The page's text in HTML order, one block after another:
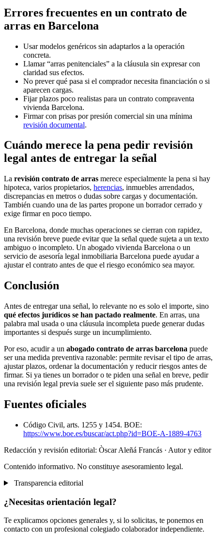
Errores frecuentes en un contrato de
arras en Barcelona
Usar modelos genéricos sin adaptarlos a la operación
concreta.
Llamar “arras penitenciales” a la cláusula sin expresar con
claridad sus efectos.
No prever qué pasa si el comprador necesita financiación o si
aparecen cargas.
Fijar plazos poco realistas para un contrato compraventa
vivienda Barcelona.
Firmar con prisas por presión comercial sin una mínima
revisión documental.
Cuándo merece la pena pedir revisión
legal antes de entregar la señal
La revisión contrato de arras merece especialmente la pena si hay
hipoteca, varios propietarios, herencias, inmuebles arrendados,
discrepancias en metros o dudas sobre cargas y documentación.
También cuando una de las partes propone un borrador cerrado y
exige firmar en poco tiempo.
En Barcelona, donde muchas operaciones se cierran con rapidez,
una revisión breve puede evitar que la señal quede sujeta a un texto
ambiguo o incompleto. Un abogado vivienda Barcelona o un
servicio de asesoría legal inmobiliaria Barcelona puede ayudar a
ajustar el contrato antes de que el riesgo económico sea mayor.
Conclusión
Antes de entregar una señal, lo relevante no es solo el importe, sino
qué efectos jurídicos se han pactado realmente. En arras, una
palabra mal usada o una cláusula incompleta puede generar dudas
importantes si después surge un incumplimiento.
Por eso, acudir a un abogado contrato de arras barcelona puede
ser una medida preventiva razonable: permite revisar el tipo de arras,
ajustar plazos, ordenar la documentación y reducir riesgos antes de
firmar. Si ya tienes un borrador o te piden una señal en breve, pedir
una revisión legal previa suele ser el siguiente paso más prudente.
Fuentes oficiales
Código Civil, arts. 1255 y 1454. BOE:
https://www.boe.es/buscar/act.php?id=BOE-A-1889-4763
Redacción y revisión editorial: Òscar Aleñá Francás · Autor y editor
Contenido informativo. No constituye asesoramiento legal.
Transparencia editorial
¿Necesitas orientación legal?
Te explicamos opciones generales y, si lo solicitas, te ponemos en
contacto con un profesional colegiado colaborador independiente.